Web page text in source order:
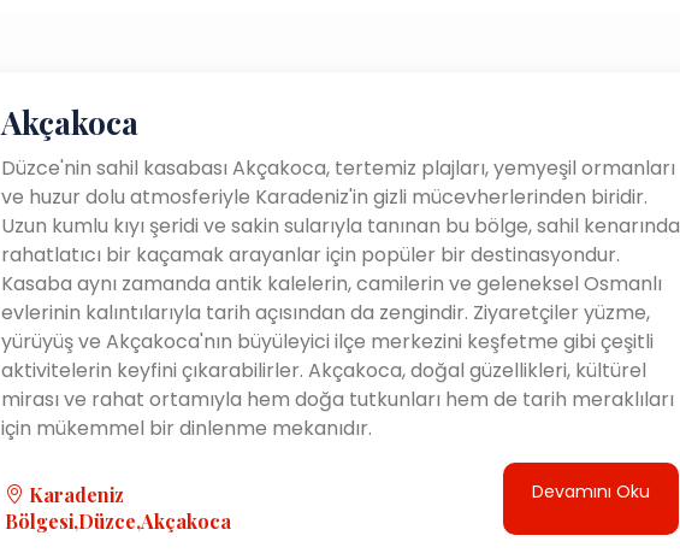
Akçakoca
Düzce'nin sahil kasabası Akçakoca, tertemiz plajları, yemyeşil ormanları
ve huzur dolu atmosferiyle Karadeniz'in gizli mücevherlerinden biridir.
Uzun kumlu kıyı şeridi ve sakin sularıyla tanınan bu bölge, sahil kenarında
rahatlatıcı bir kaçamak arayanlar için popüler bir destinasyondur.
Kasaba aynı zamanda antik kalelerin, camilerin ve geleneksel Osmanlı
evlerinin kalıntılarıyla tarih açısından da zengindir. Ziyaretçiler yüzme,
yürüyüş ve Akçakoca'nın büyüleyici ilçe merkezini keşfetme gibi çeşitli
aktivitelerin keyfini çıkarabilirler. Akçakoca, doğal güzellikleri, kültürel
mirası ve rahat ortamıyla hem doğa tutkunları hem de tarih meraklıları
için mükemmel bir dinlenme mekanıdır.
Karadeniz
Bölgesi,Düzce,Akçakoca
Devamını Oku